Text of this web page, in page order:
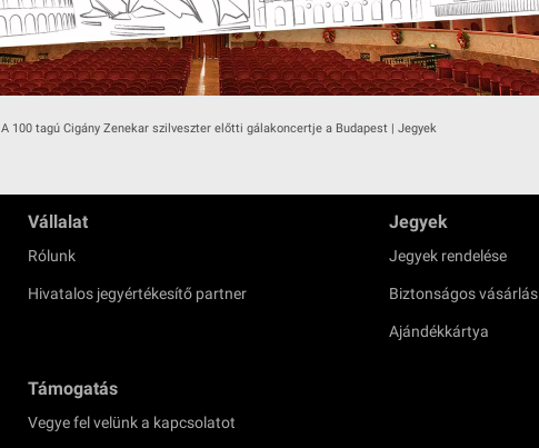
A 100 tagú Cigány Zenekar szilveszter előtti gálakoncertje a Budapest | Jegyek
Vállalat
Rólunk
Hivatalos jegyértékesítő partner
Jegyek
Jegyek rendelése
Biztonságos vásárlás
Ajándékkártya
Támogatás
Vegye fel velünk a kapcsolatot